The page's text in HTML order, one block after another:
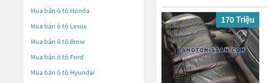
170 Triệu
Mua bán ô tô Honda
Mua bán ô tô Lexus
Mua bán ô tô Bmw
Mua bán ô tô Ford
Mua bán ô tô Hyundai